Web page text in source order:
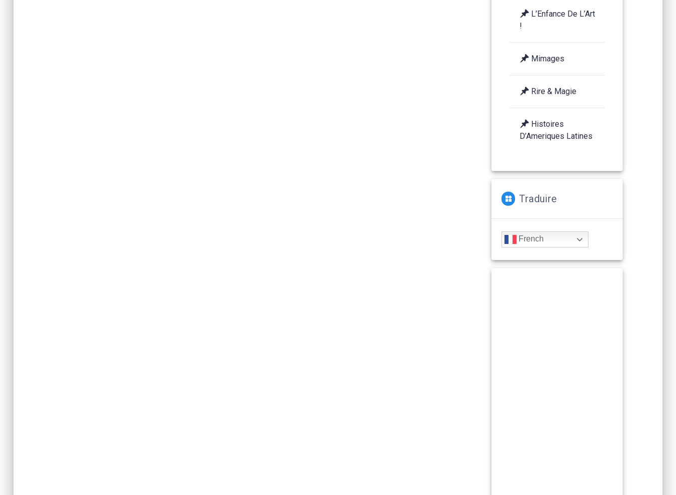
L’Enfance De L’Art
!
Mimages
Rire & Magie
Histoires
D’Ameriques Latines
Traduire
French